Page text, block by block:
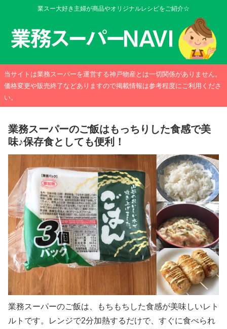
業スー大好き主婦が商品やオリジナルレシピをご紹介☆
当サイトは業務スーパーを運営する神戸物産とは一切関係がありません。
価格変更や販売終了などありますので掲載情報は参考程度にご利用くださ
い。
業務スーパーのご飯はもっちりした食感で美
味♪保存食としても便利！
業務スーパーのご飯は、もちもちした食感が美味しいレト
ルトです。レンジで2分加熱するだけで、すぐに食べられ